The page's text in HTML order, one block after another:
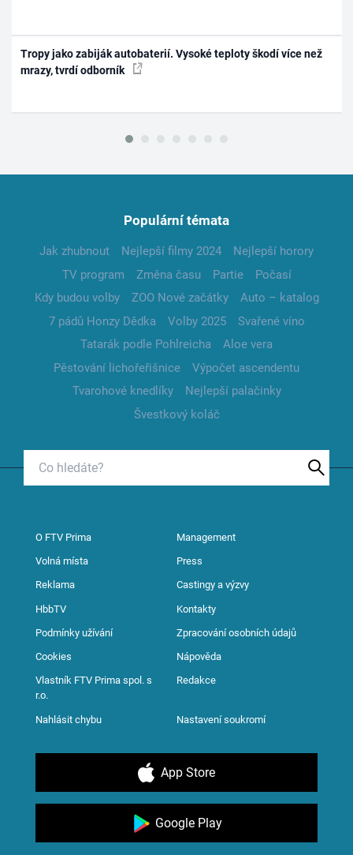
Tropy jako zabiják autobaterií. Vysoké teploty škodí více než
mrazy, tvrdí odborník
Populární témata
Jak zhubnout Nejlepší filmy 2024
Nejlepší horory
TV program
Změna času Partie
Počasí
Kdy budou volby
ZOO Nové začátky
Auto – katalog
7 pádů Honzy Dědka
Volby 2025
Svařené víno
Tatarák podle Pohlreicha
Aloe vera
Pěstování lichořeřišnice
Výpočet ascendentu
Tvarohové knedlíky
Nejlepší palačinky
Švestkový koláč
O FTV Prima Management
Volná místa Press
Reklama Castingy a výzvy
HbbTV Kontakty
Podmínky užívání Zpracování osobních údajů
Cookies Nápověda
Vlastník FTV Prima spol. s
r.o.
Redakce
Nahlásit chybu Nastavení soukromí
App Store
Google Play